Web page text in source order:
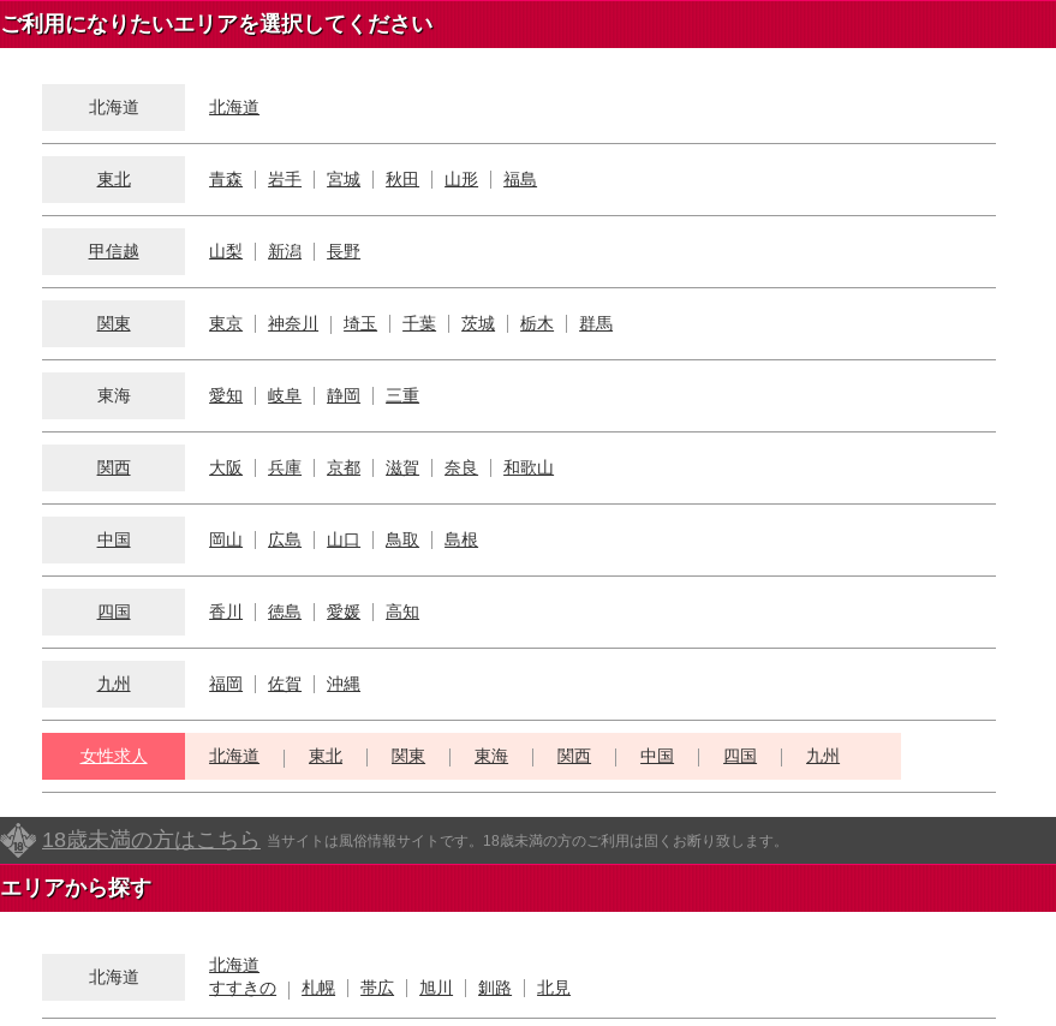
ご利用になりたいエリアを選択してください
北海道 北海道
東北 青森 岩手 宮城 秋田 山形 福島
甲信越 山梨 新潟 長野
関東 東京 神奈川 埼玉 千葉 茨城 栃木 群馬
東海 愛知 岐阜 静岡 三重
関西 大阪 兵庫 京都 滋賀 奈良 和歌山
中国 岡山 広島 山口 鳥取 島根
四国 香川 徳島 愛媛 高知
九州 福岡 佐賀 沖縄
女性求人 北海道 東北 関東 東海 関西 中国 四国 九州
18歳未満の方はこちら 当サイトは風俗情報サイトです。18歳未満の方のご利用は固くお断り致します。
エリアから探す
北海道
北海道
すすきの
札幌 帯広 旭川 釧路 北見